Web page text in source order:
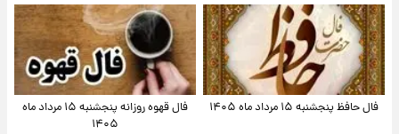
فال حافظ پنجشنبه ۱۵ مرداد ماه ۱۴۰۵
فال قهوه روزانه پنجشنبه ۱۵ مرداد ماه
۱۴۰۵